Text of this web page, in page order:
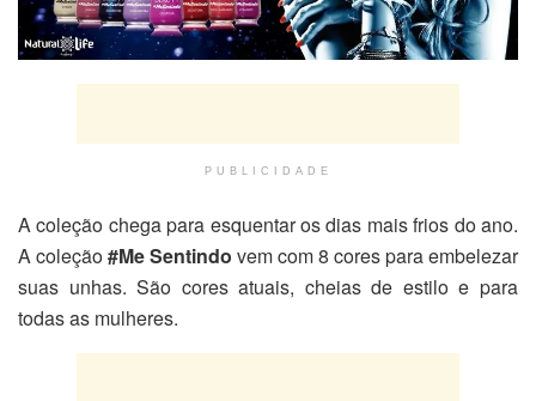
PUBLICIDADE
A coleção chega para esquentar os dias mais frios do ano.
A coleção#Me Sentindo vem com 8 cores para embelezar
suas unhas. São cores atuais, cheias de estilo e para
todas as mulheres.